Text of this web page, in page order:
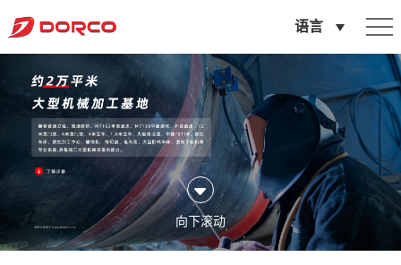
语言
机
械
向下滚动